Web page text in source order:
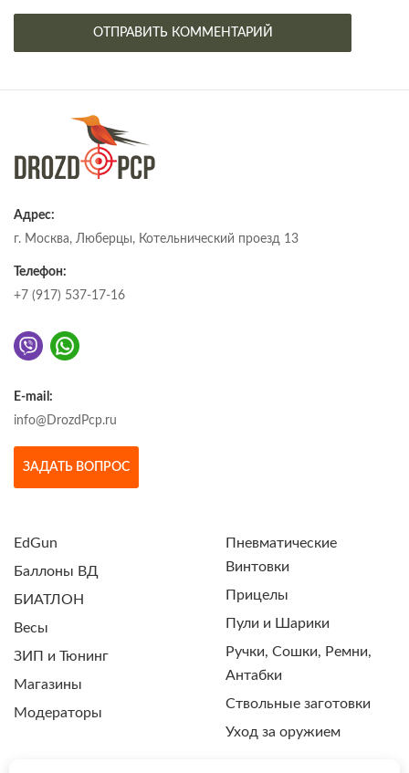
Адрес:
г. Москва, Люберцы, Котельнический проезд 13
Телефон:
+7 (917) 537-17-16
E-mail:
info@DrozdPcp.ru
ЗАДАТЬ ВОПРОС
EdGun
Баллоны ВД
БИАТЛОН
Весы
ЗИП и Тюнинг
Магазины
Модераторы
Пневматические
Винтовки
Прицелы
Пули и Шарики
Ручки, Сошки, Ремни,
Антабки
Ствольные заготовки
Уход за оружием